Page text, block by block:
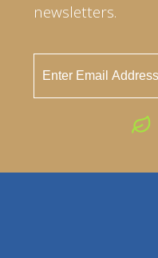
newsletters.